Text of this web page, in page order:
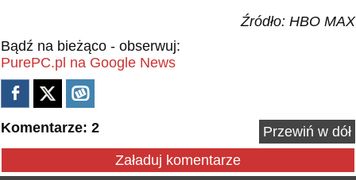
Źródło: HBO MAX
Bądź na bieżąco - obserwuj:
PurePC.pl na Google News
Komentarze: 2
Przewiń w dół
Załaduj komentarze